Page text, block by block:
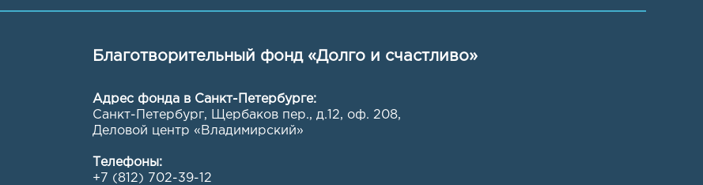
Благотворительный фонд «Долго и счастливо»
Адрес фонда в Санкт-Петербурге:
Санкт-Петербург, Щербаков пер., д.12, оф. 208,
Деловой центр «Владимирский»
Телефоны:
+7 (812) 702-39-12